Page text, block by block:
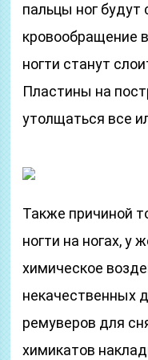
пальцы ног
кровообращение
ногти станут
Пластины на
утолщаться все
Также причиной
ногти на ногах,
химическое
некачественных
ремуверов для
химикатов